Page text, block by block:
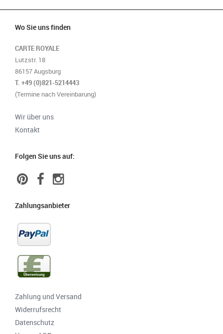
Wo Sie uns finden
CARTE ROYALE
Lutzstr. 18
86157 Augsburg
T. +49 (0)821-5214443
(Termine nach Vereinbarung)
Wir über uns
Kontakt
Folgen Sie uns auf:
Zahlungsanbieter
Zahlung und Versand
Widerrufsrecht
Datenschutz